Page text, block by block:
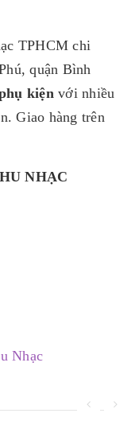
TPHCM chi
quận Bình
kiệnvới nhiều
Giao hàng trên
NHẠC
Nhạc